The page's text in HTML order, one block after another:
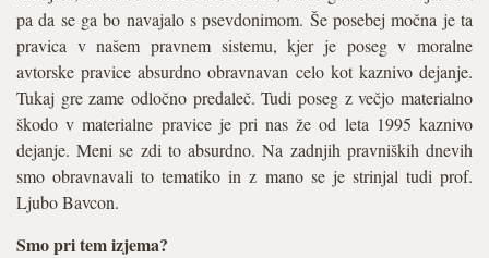
pa da se ga bo navajalo s psevdonimom. Še posebej močna je ta
pravica v našem pravnem sistemu, kjer je poseg v moralne
avtorske pravice absurdno obravnavan celo kot kaznivo dejanje.
Tukaj gre zame odločno predaleč. Tudi poseg z večjo materialno
škodo v materialne pravice je pri nas že od leta 1995 kaznivo
dejanje. Meni se zdi to absurdno. Na zadnjih pravniških dnevih
smo obravnavali to tematiko in z mano se je strinjal tudi prof.
Ljubo Bavcon.
Smo pri tem izjema?